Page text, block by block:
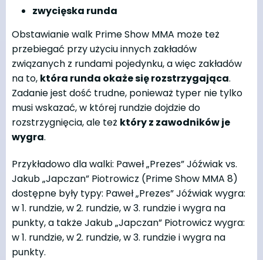
zwycięska runda
Obstawianie walk Prime Show MMA może też
przebiegać przy użyciu innych zakładów
związanych z rundami pojedynku, a więc zakładów
na to, która runda okaże się rozstrzygająca.
Zadanie jest dość trudne, ponieważ typer nie tylko
musi wskazać, w której rundzie dojdzie do
rozstrzygnięcia, ale też który z zawodników je
wygra.
Przykładowo dla walki: Paweł „Prezes” Jóźwiak vs.
Jakub „Japczan” Piotrowicz (Prime Show MMA 8)
dostępne były typy: Paweł „Prezes” Jóźwiak wygra:
w 1. rundzie, w 2. rundzie, w 3. rundzie i wygra na
punkty, a także Jakub „Japczan” Piotrowicz wygra:
w 1. rundzie, w 2. rundzie, w 3. rundzie i wygra na
punkty.